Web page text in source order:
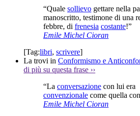
“Quale sollievo gettare nella
manoscritto, testimone di una
febbre, di frenesia costante!”
Emile Michel Cioran
[Tag:libri, scrivere]
La trovi in Conformismo e
di più su questa frase ››
“La conversazione con lui era
convenzionale come quella
Emile Michel Cioran